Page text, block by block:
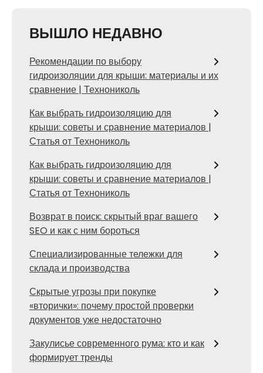
ВЫШЛО НЕДАВНО
Рекомендации по выбору
гидроизоляции для крыши: материалы и их
сравнение | Технониколь
Как выбрать гидроизоляцию для
крыши: советы и сравнение материалов |
Статья от Технониколь
Как выбрать гидроизоляцию для
крыши: советы и сравнение материалов |
Статья от Технониколь
Возврат в поиск: скрытый враг вашего
SEO и как с ним бороться
Специализированные тележки для
склада и производства
Скрытые угрозы при покупке
«вторички»: почему простой проверки
документов уже недостаточно
Закулисье современного рума: кто и как
формирует тренды